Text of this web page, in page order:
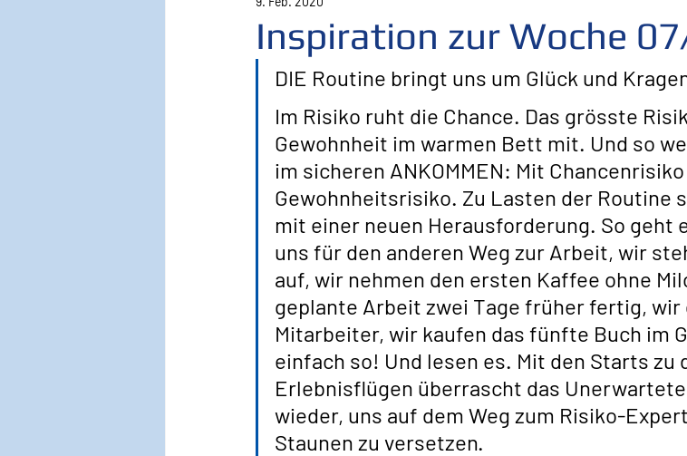
Lebenspilot
Inspiration Leadership Freude
Wirken, Wirkung Keynote Risiko Glück Mut
Inspiration zur Woche
﻿DIE Routine bringt uns um Glück und
Im Risiko ruht die Chance. Das grösste
Gewohnheit im warmen Bett mit. Und so
im sicheren ANKOMMEN: Mit
Gewohnheitsrisiko. Zu Lasten der Routine
mit einer neuen Herausforderung. So geht
uns für den anderen Weg zur Arbeit, wir
auf, wir nehmen den ersten Kaffee ohne
geplante Arbeit zwei Tage früher fertig, wir
Mitarbeiter, wir kaufen das fünfte Buch im
einfach so! Und lesen es. Mit den Starts zu
Erlebnisflügen überrascht das
wieder, uns auf dem Weg zum Risiko-
Staunen zu versetzen.